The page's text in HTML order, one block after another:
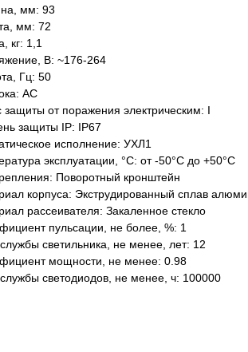
мм: 93
мм: 72
кг: 1,1
В: ~176-264
Гц: 50
AC
защиты от поражения электрическим: I
защиты IP: IP67
исполнение: УХЛ1
эксплуатации, °С: от -50°C до +50°C
Поворотный кронштейн
корпуса: Экструдированный сплав
рассеивателя: Закаленное стекло
пульсации, не более, %: 1
светильника, не менее, лет: 12
мощности, не менее: 0.98
светодиодов, не менее, ч: 100000